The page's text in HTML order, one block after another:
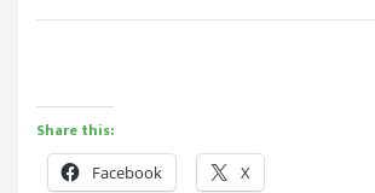
Share this:
Facebook X